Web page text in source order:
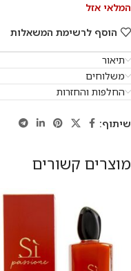
המלאי אזל
הוסף לרשימת המשאלות
תיאור
משלוחים
החלפות והחזרות
שיתוף:
מוצרים קשורים